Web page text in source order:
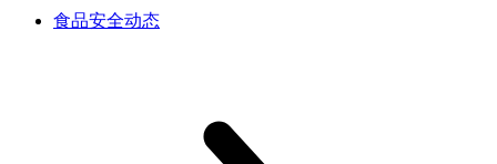
食品安全动态